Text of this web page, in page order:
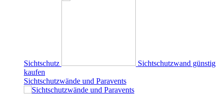
Sichtschutz
Sichtschutzwand günstig
kaufen
Sichtschutzwände und Paravents